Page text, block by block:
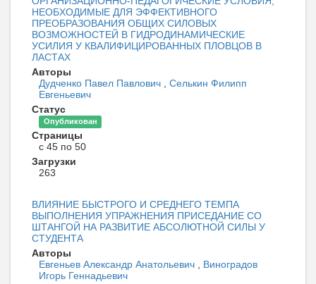
НЕОБХОДИМЫЕ ДЛЯ ЭФФЕКТИВНОГО
ПРЕОБРАЗОВАНИЯ ОБЩИХ СИЛОВЫХ
ВОЗМОЖНОСТЕЙ В ГИДРОДИНАМИЧЕСКИЕ
УСИЛИЯ У КВАЛИФИЦИРОВАННЫХ ПЛОВЦОВ В
ЛАСТАХ
Авторы
Дудченко Павел Павлович , Селькин Филипп
Евгеньевич
Статус
Опубликован
Страницы
с 45 по 50
Загрузки
263
ВЛИЯНИЕ БЫСТРОГО И СРЕДНЕГО ТЕМПА
ВЫПОЛНЕНИЯ УПРАЖНЕНИЯ ПРИСЕДАНИЕ СО
ШТАНГОЙ НА РАЗВИТИЕ АБСОЛЮТНОЙ СИЛЫ У
СТУДЕНТА
Авторы
Евгеньев Александр Анатольевич , Виноградов
Игорь Геннадьевич